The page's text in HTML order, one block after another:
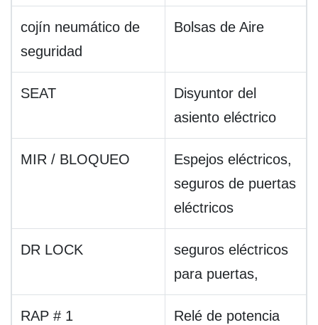
cojín neumático de
seguridad
Bolsas de Aire
SEAT
Disyuntor del
asiento eléctrico
MIR / BLOQUEO
Espejos eléctricos,
seguros de puertas
eléctricos
DR LOCK
seguros eléctricos
para puertas,
RAP # 1
Relé de potencia